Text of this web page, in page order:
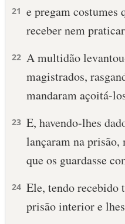
21 e pregam costumes
receber nem
22 A multidão
magistrados,
mandaram açoitá-
23 E, havendo-lhes
lançaram na prisão,
que os guardasse
24 Ele, tendo recebido
prisão interior e